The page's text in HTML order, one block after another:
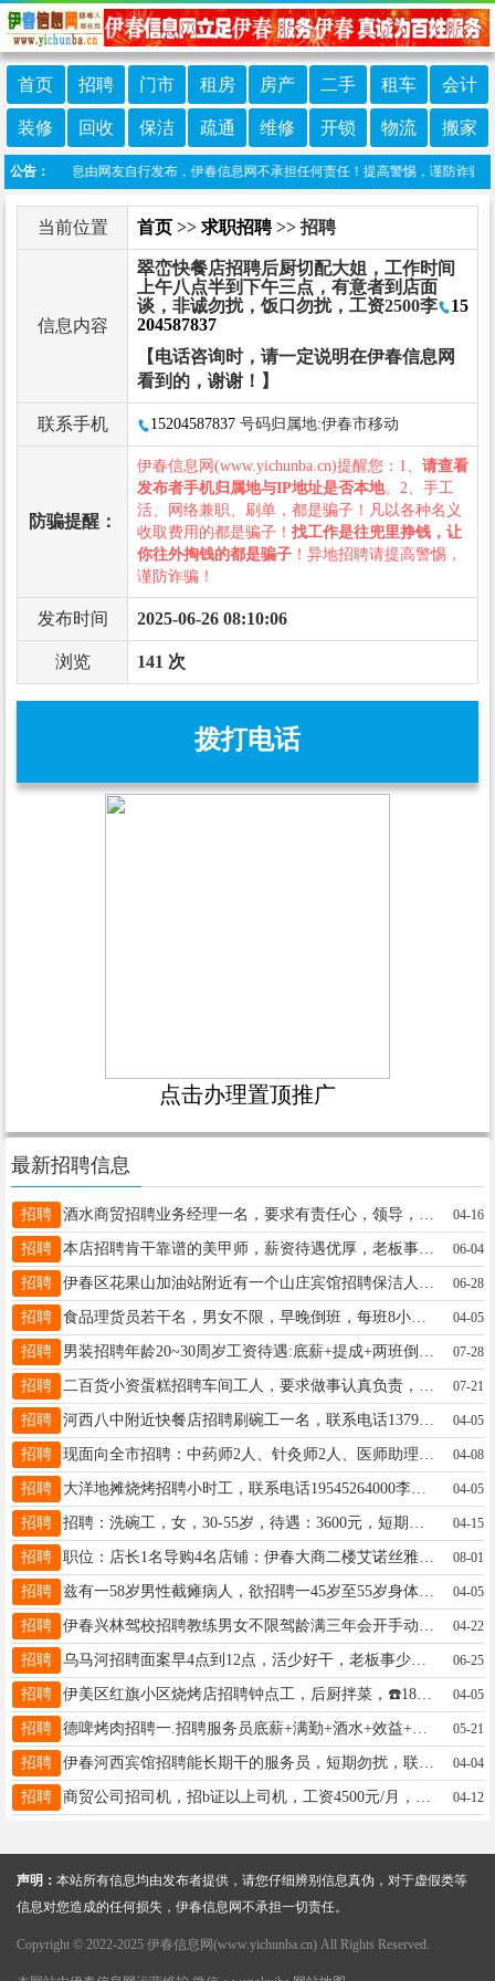
首页 招聘 门市 租房 房产 二手 租车 会计
装修 回收 保洁 疏通 维修 开锁 物流 搬家
公告：
本栏目信息由网友自行发布，伊春信息网不承担任何责任！提高警惕，谨防诈骗！
当前位置 首页 >> 求职招聘>> 招聘
信息内容
翠峦快餐店招聘后厨切配大姐，工作时间
上午八点半到下午三点，有意者到店面
谈，非诚勿扰，饭口勿扰，工资2500李
15
204587837
【电话咨询时，请一定说明在伊春信息网
看到的，谢谢！】
联系手机 15204587837 号码归属地:伊春市移动
防骗提醒：
伊春信息网(www.yichunba.cn)提醒您：1、 请查看
发布者手机归属地与IP地址是否本地。2、手工
活、网络兼职、刷单，都是骗子！凡以各种名义
收取费用的都是骗子！ 找工作是往兜里挣钱，让
你往外掏钱的都是骗子 ！异地招聘请提高警惕，
谨防诈骗！
发布时间 2025-06-26 08:10:06
浏览 141 次
拨打电话
点击办理置顶推广
最新招聘信息
招聘 04-16
招聘 本店招聘肯干靠谱的美甲师，薪资待遇优厚，老板事少，有意向赚钱的联系我张女士13846621215 06-04
招聘 06-28
招聘 食品理货员若干名，男女不限，早晚倒班，每班8小时，加班另算！2600+满勤200+绩效，缴纳社保！田先生13154585959 04-05
招聘 07-28
招聘 07-21
招聘 河西八中附近快餐店招聘刷碗工一名，联系电话13796517000女士13796517000 04-05
招聘 04-08
招聘 大洋地摊烧烤招聘小时工，联系电话19545264000李先生19545264000 04-05
招聘 04-15
招聘 职位：店长1名导购4名店铺：伊春大商二楼艾诺丝雅诗女装专卖店年龄:24-45岁月薪：5000～10000➕要求：有较强的执行力，有责任心上进心，良好的沟通能力，想要挑战高工资，有经验者优先[玫瑰]周女士13704584199 08-01
招聘 兹有一58岁男性截瘫病人，欲招聘一45岁至55岁身体健康的女护工、在家辅助做康复锻炼。工作时间上午7：30至11：30，下午2：00至4：30，6个半小时工作时间。月薪3700元（其中：基础工资3600元+100满勤奖），地址：傲城小区暖阳13194583030 04-05
招聘 04-22
招聘 乌马河招聘面案早4点到12点，活少好干，老板事少，待遇好。联系电话13846686681胡先生13846686681 06-25
招聘 伊美区红旗小区烧烤店招聘钟点工，后厨拌菜，☎️18324651290/17845261888峰17845261888 04-05
招聘 德啤烤肉招聘一.招聘服务员底薪+满勤+酒水+效益+每个月三个半天公休，保底工资5000+二.招聘钟点工晚四点到九点半，工作范围(前厅服务员工作)工资2500一个月，有奖金联系方式18045885522地址：天润华城隋经理18045885522 05-21
招聘 04-04
招聘 04-12
声明： 本站所有信息均由发布者提供，请您仔细辨别信息真伪，对于虚假类等
信息对您造成的任何损失，伊春信息网不承担一切责任。
Copyright © 2022-2025 伊春信息网(www.yichunba.cn) All Rights Reserved.